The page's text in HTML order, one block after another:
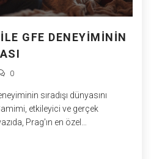
GFE DENEYIMININ
0
sıradışı dünyasını
etkileyici ve gerçek
Prag'ın en özel